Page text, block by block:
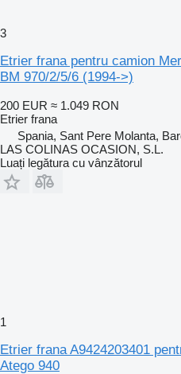
3
Etrier frana pentru camion
BM 970/2/5/6 (1994->)
200 EUR ≈ 1.049 RON
Etrier frana
Spania, Sant Pere Molanta,
LAS COLINAS OCASION, S.L.
Luați legătura cu vânzătorul
1
Etrier frana A9424203401
Atego 940